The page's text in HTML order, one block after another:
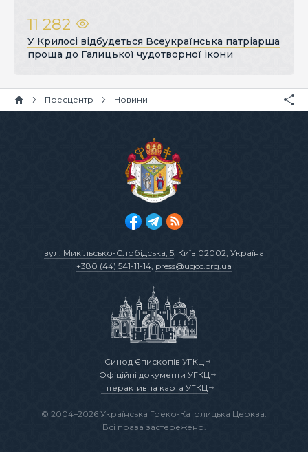
11 282
У Крилосі відбудеться Всеукраїнська патріарша
проща до Галицької чудотворної ікони
Пресцентр Новини
вул. Микільсько-Слобідська, 5, Київ 02002, Україна
+380 (44) 541-11-14, press@ugcc.org.ua
Синод Єпископів УГКЦ
Офіційні документи УГКЦ
Інтерактивна карта УГКЦ
© 2004–2026 Українська Греко-Католицька Церква.
Всі права застережено.